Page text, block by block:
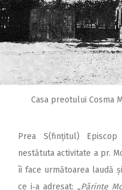
Casa preotului Cosma
Prea S(fințitul) Episcop
nestătuta activitate a pr.
îi face următoarea laudă
ce i‑a adresat: „Părinte